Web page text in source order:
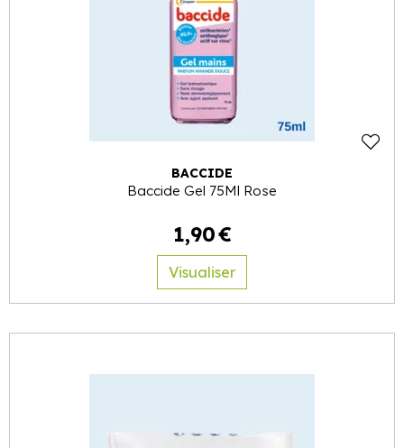
BACCIDE
Baccide Gel 75Ml Rose
1,90€
Visualiser